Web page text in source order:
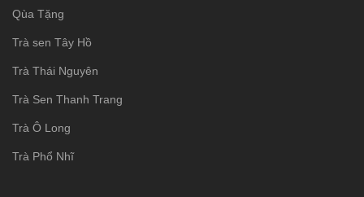
Qùa Tặng
Trà sen Tây Hồ
Trà Thái Nguyên
Trà Sen Thanh Trang
Trà Ô Long
Trà Phổ Nhĩ